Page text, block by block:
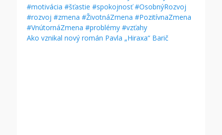
Ako vznikal nový román Pavla „Hiraxa“ Barič